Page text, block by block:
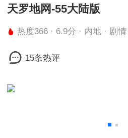
天罗地网-55大陆版
热度366 · 6.9分 · 内地 · 剧情
15条热评